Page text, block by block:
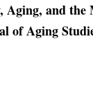
Aging, and the
of Aging